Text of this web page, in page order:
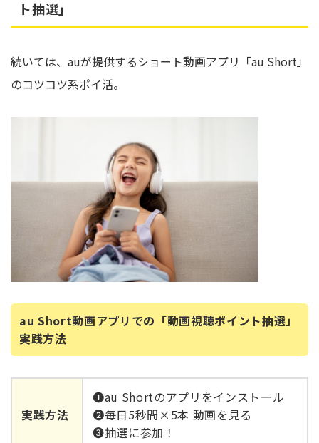
ト抽選」
続いては、auが提供するショート動画アプリ「au Short」
のコツコツ系ポイ活。
au Short動画アプリでの「動画視聴ポイント抽選」
実践方法
実践方法
➊au Shortのアプリをインストール
➋毎日5秒間×5本 動画を見る
➌抽選に参加！